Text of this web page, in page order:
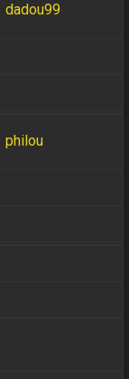
dadou99
philou